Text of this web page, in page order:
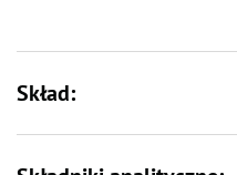
Skład: